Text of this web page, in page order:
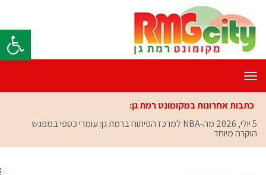
פתח
תפריט
כתבות אחרונות במקומונט רמת גן:
5 יולי, 2026
מה-NBA למרכז הפיתוח ברמת גן: עומרי כספי במפגש
הוקרה מיוחד